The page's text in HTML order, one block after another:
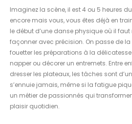
Imaginez la scène, il est 4 ou 5 heures
encore mais vous, vous êtes déjà en
le début d’une danse physique où il faut
façonner avec précision. On passe de
fouetter les préparations à la
napper ou décorer un entremets. Entre
dresser les plateaux, les tâches sont
s’ennuie jamais, même si la fatigue
un métier de passionnés qui
plaisir quotidien.